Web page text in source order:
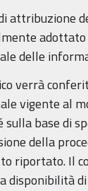
attribuzione
delle
verrà
vigente al
sulla base di
della
riportato. Il
disponibilità